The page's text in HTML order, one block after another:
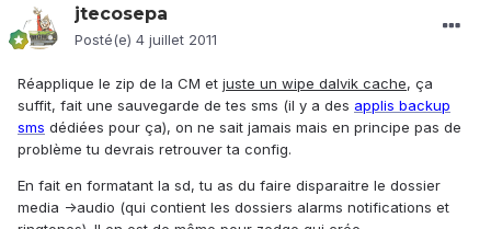
jtecosepa
Posté(e) 4 juillet 2011
Réapplique le zip de la CM et juste un wipe dalvik cache, ça
suffit, fait une sauvegarde de tes sms (il y a des applis backup
sms dédiées pour ça), on ne sait jamais mais en principe pas de
problème tu devrais retrouver ta config.
En fait en formatant la sd, tu as du faire disparaitre le dossier
media ->audio (qui contient les dossiers alarms notifications et